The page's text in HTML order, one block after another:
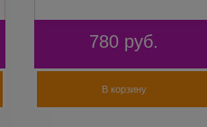
780 руб.
В корзину